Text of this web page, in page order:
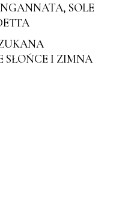
SOLE
SŁOŃCE I ZIMNA